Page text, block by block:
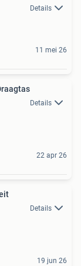
Details
11 mei 26
Details
22 apr 26
Details
19 jun 26